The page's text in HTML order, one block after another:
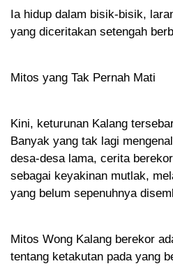
Ia hidup dalam bisik-bisik,
yang diceritakan setengah
Mitos yang Tak Pernah Mati
Kini, keturunan Kalang
Banyak yang tak lagi
desa-desa lama, cerita
sebagai keyakinan mutlak,
yang belum sepenuhnya
Mitos Wong Kalang berekor
tentang ketakutan pada yang